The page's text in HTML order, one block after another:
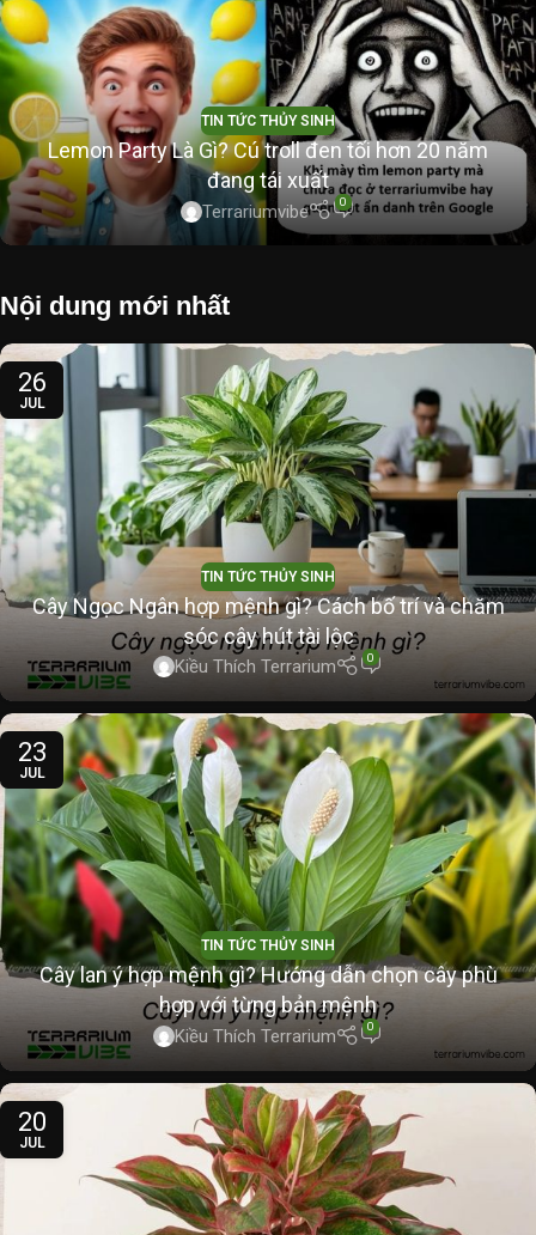
TIN TỨC THỦY SINH
Lemon Party Là Gì? Cú troll đen tối hơn 20 năm
đang tái xuất
Terrariumvibe 0
Nội dung mới nhất
26
JUL
TIN TỨC THỦY SINH
Cây Ngọc Ngân hợp mệnh gì? Cách bố trí và chăm
sóc cây hút tài lộc
Kiều Thích Terrarium 0
23
JUL
TIN TỨC THỦY SINH
Cây lan ý hợp mệnh gì? Hướng dẫn chọn cây phù
hợp với từng bản mệnh
Kiều Thích Terrarium 0
20
JUL